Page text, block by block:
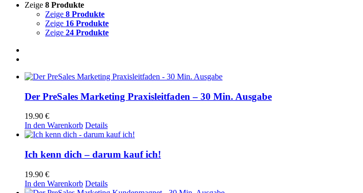
Zeige 8 Produkte
Zeige 8 Produkte
Zeige 16 Produkte
Zeige 24 Produkte
Der PreSales Marketing Praxisleitfaden – 30 Min. Ausgabe
19.90 €
In den Warenkorb Details
Ich kenn dich – darum kauf ich!
19.90 €
In den Warenkorb Details